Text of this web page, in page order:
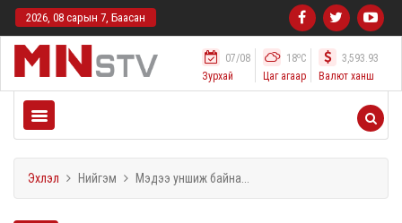
2026, 08 сарын 7, Баасан
07/08
Зурхай
18oC
Цаг агаар
3,593.93
Валют ханш
Эхлэл Нийгэм Мэдээ уншиж байна...